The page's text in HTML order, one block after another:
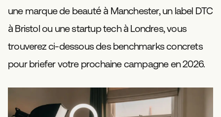
une marque de beauté à Manchester, un label DTC
à Bristol ou une startup tech à Londres, vous
trouverez ci-dessous des benchmarks concrets
pour briefer votre prochaine campagne en 2026.